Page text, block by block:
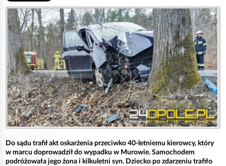
Do sądu trafił akt oskarżenia przeciwko 40-letniemu kierowcy, który
w marcu doprowadził do wypadku w Murowie. Samochodem
podróżowała jego żona i kilkuletni syn. Dziecko po zdarzeniu trafiło